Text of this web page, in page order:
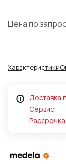
Цена по
Характеристики
Доставка
Сервис
Рассрочка